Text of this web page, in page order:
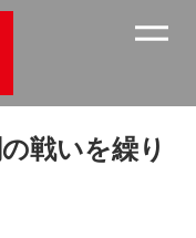
戦いを繰り